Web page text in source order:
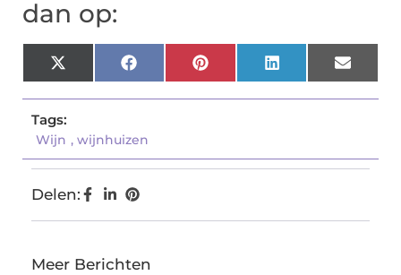
dan op:
X
(Twitter)
FacebookPinterestLinkedInEmail
Tags:
Wijn , wijnhuizen
Delen:
Meer Berichten